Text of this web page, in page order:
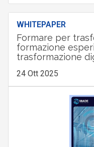
WHITEPAPER
Formare per
formazione
trasformazione
24 Ott 2025